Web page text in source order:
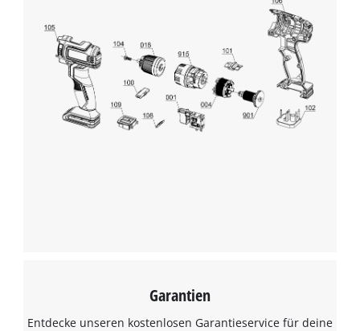
Garantien
Entdecke unseren kostenlosen Garantieservice für deine